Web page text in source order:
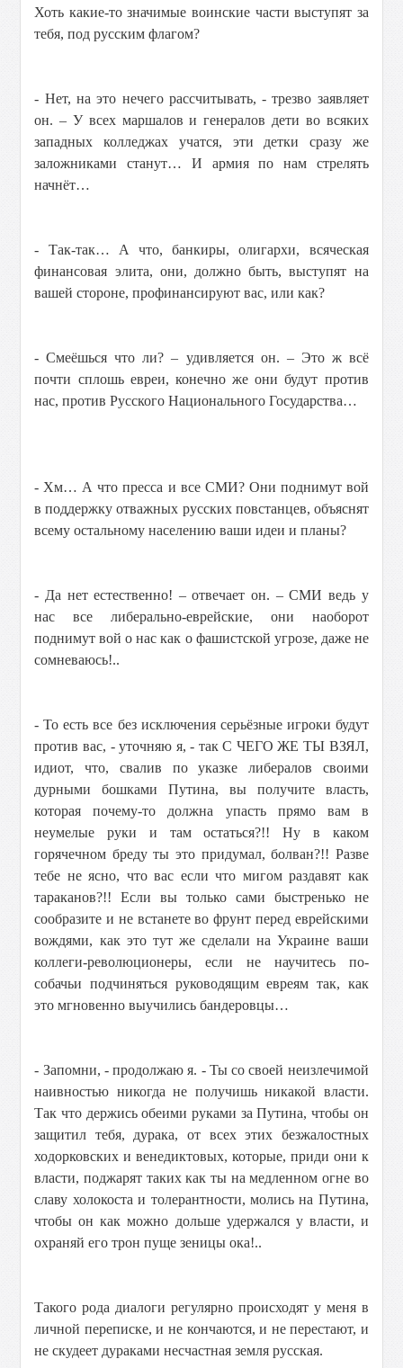
Хоть какие-то значимые воинские части выступят за
тебя, под русским флагом?
- Нет, на это нечего рассчитывать, - трезво заявляет
он. – У всех маршалов и генералов дети во всяких
западных колледжах учатся, эти детки сразу же
заложниками станут… И армия по нам стрелять
начнёт…
- Так-так… А что, банкиры, олигархи, всяческая
финансовая элита, они, должно быть, выступят на
вашей стороне, профинансируют вас, или как?
- Смеёшься что ли? – удивляется он. – Это ж всё
почти сплошь евреи, конечно же они будут против
нас, против Русского Национального Государства…
- Хм… А что пресса и все СМИ? Они поднимут вой
в поддержку отважных русских повстанцев, объяснят
всему остальному населению ваши идеи и планы?
- Да нет естественно! – отвечает он. – СМИ ведь у
нас все либерально-еврейские, они наоборот
поднимут вой о нас как о фашистской угрозе, даже не
сомневаюсь!..
- То есть все без исключения серьёзные игроки будут
против вас, - уточняю я, - так С ЧЕГО ЖЕ ТЫ ВЗЯЛ,
идиот, что, свалив по указке либералов своими
дурными бошками Путина, вы получите власть,
которая почему-то должна упасть прямо вам в
неумелые руки и там остаться?!! Ну в каком
горячечном бреду ты это придумал, болван?!! Разве
тебе не ясно, что вас если что мигом раздавят как
тараканов?!! Если вы только сами быстренько не
сообразите и не встанете во фрунт перед еврейскими
вождями, как это тут же сделали на Украине ваши
коллеги-революционеры, если не научитесь по-
собачьи подчиняться руководящим евреям так, как
это мгновенно выучились бандеровцы…
- Запомни, - продолжаю я. - Ты со своей неизлечимой
наивностью никогда не получишь никакой власти.
Так что держись обеими руками за Путина, чтобы он
защитил тебя, дурака, от всех этих безжалостных
ходорковских и венедиктовых, которые, приди они к
власти, поджарят таких как ты на медленном огне во
славу холокоста и толерантности, молись на Путина,
чтобы он как можно дольше удержался у власти, и
охраняй его трон пуще зеницы ока!..
Такого рода диалоги регулярно происходят у меня в
личной переписке, и не кончаются, и не перестают, и
не скудеет дураками несчастная земля русская.